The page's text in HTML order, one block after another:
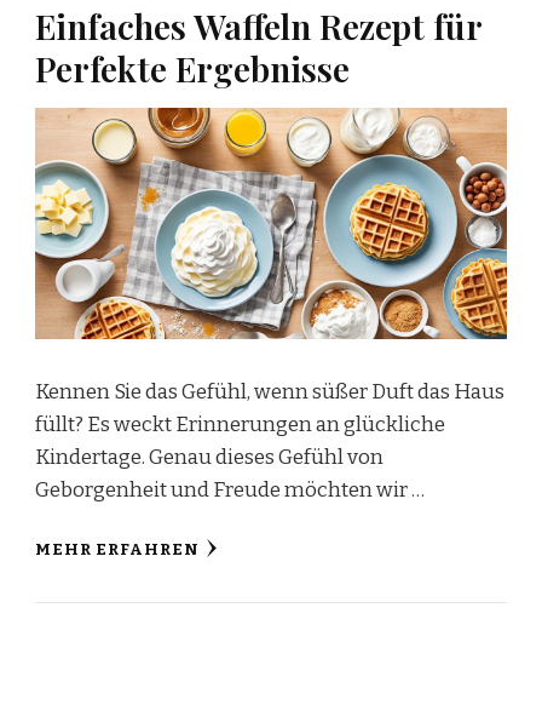
Einfaches Waffeln Rezept für
Perfekte Ergebnisse
Kennen Sie das Gefühl, wenn süßer Duft das Haus
füllt? Es weckt Erinnerungen an glückliche
Kindertage. Genau dieses Gefühl von
Geborgenheit und Freude möchten wir …
MEHR ERFAHREN